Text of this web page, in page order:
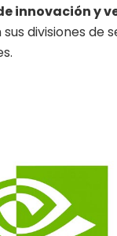
innovación y
divisiones de